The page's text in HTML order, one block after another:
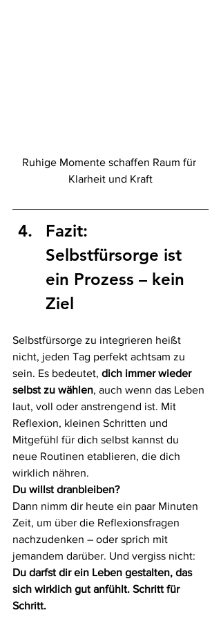
Ruhige Momente schaffen Raum für
Klarheit und Kraft
Fazit:
Selbstfürsorge ist
ein Prozess – kein
Ziel
Selbstfürsorge zu integrieren heißt
nicht, jeden Tag perfekt achtsam zu
sein. Es bedeutet, dich immer wieder
selbst zu wählen, auch wenn das Leben
laut, voll oder anstrengend ist. Mit
Reflexion, kleinen Schritten und
Mitgefühl für dich selbst kannst du
neue Routinen etablieren, die dich
wirklich nähren.
Du willst dranbleiben?
Dann nimm dir heute ein paar Minuten
Zeit, um über die Reflexionsfragen
nachzudenken – oder sprich mit
jemandem darüber. Und vergiss nicht:
Du darfst dir ein Leben gestalten, das
sich wirklich gut anfühlt. Schritt für
Schritt.